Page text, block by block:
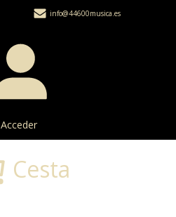
info@44600musica.es
Acceder
Cesta